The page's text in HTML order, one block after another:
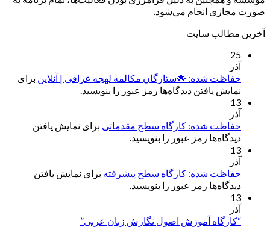
صورت مجازی انجام می‌شود.
آخرین مطالب سایت
25
آذر
حفاظت شده: 🌟ستارگان مکالمه لهجه عراقی | آنلاین برای
نمایش یافتن دیدگاه‌ها رمز عبور را بنویسید.
13
آذر
حفاظت شده: کارگاه سطح مقدماتی برای نمایش یافتن
دیدگاه‌ها رمز عبور را بنویسید.
13
آذر
حفاظت شده: کارگاه سطح پیشرفته برای نمایش یافتن
دیدگاه‌ها رمز عبور را بنویسید.
13
آذر
“کارگاه آموزش اصول نگارش زبان عربی”